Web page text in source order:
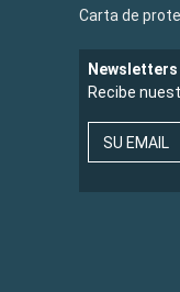
Carta de
Newsletters
Recibe
SU EMAIL